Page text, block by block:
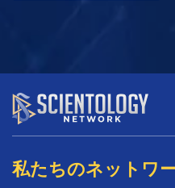
私たちのネットワ